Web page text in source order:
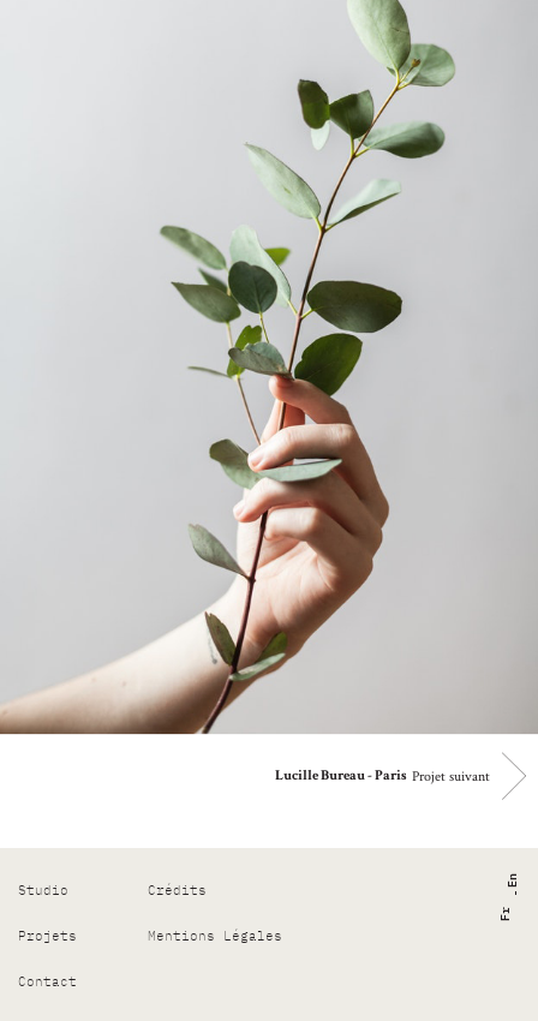
Lucille Bureau - Paris Projet suivant
Studio
Projets
Contact
Crédits
Mentions Légales
Fr
En